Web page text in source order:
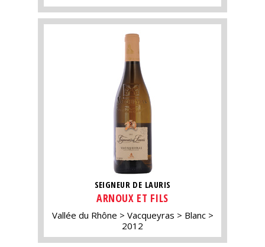
SEIGNEUR DE LAURIS
ARNOUX ET FILS
Vallée du Rhône Vacqueyras
Blanc
2012